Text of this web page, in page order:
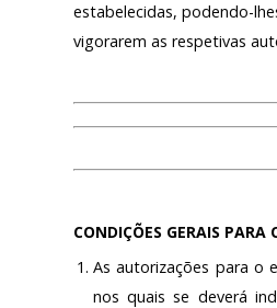
estabelecidas, podendo-
vigorarem as respetivas
CONDIÇÕES GERAIS
As autorizações para o
nos quais se deverá